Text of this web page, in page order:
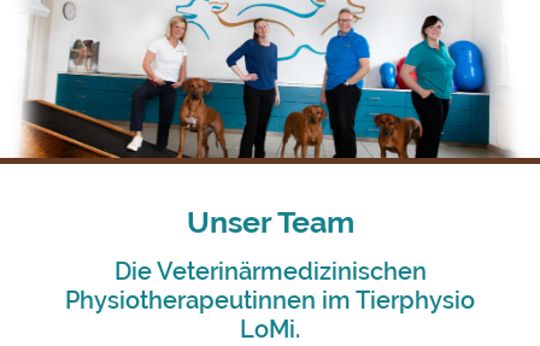
Unser Team
Die Veterinärmedizinischen
Physiotherapeutinnen im Tierphysio
LoMi.